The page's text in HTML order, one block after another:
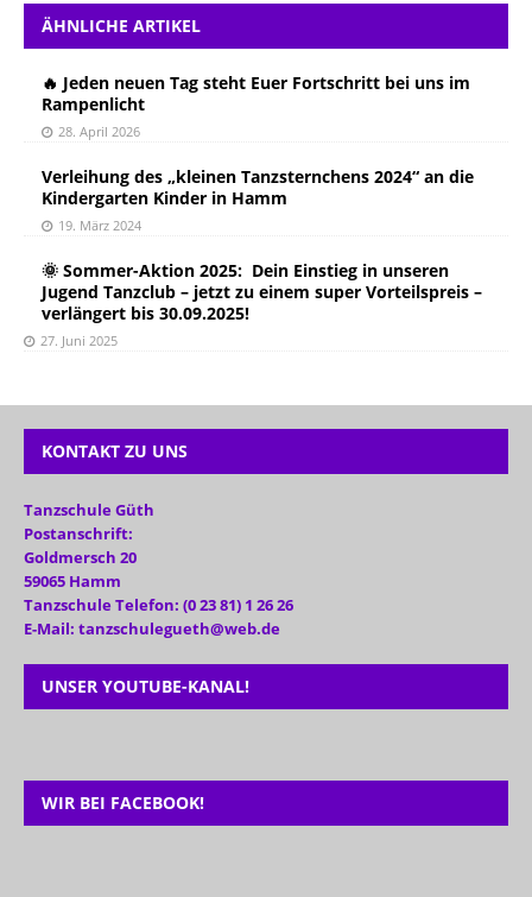
ÄHNLICHE ARTIKEL
🔥 Jeden neuen Tag steht Euer Fortschritt bei uns im
Rampenlicht
28. April 2026
Verleihung des „kleinen Tanzsternchens 2024“ an die
Kindergarten Kinder in Hamm
19. März 2024
🌞 Sommer-Aktion 2025: Dein Einstieg in unseren
Jugend Tanzclub – jetzt zu einem super Vorteilspreis –
verlängert bis 30.09.2025!
27. Juni 2025
KONTAKT ZU UNS
Tanzschule Güth
Postanschrift:
Goldmersch 20
59065 Hamm
Tanzschule Telefon: (0 23 81) 1 26 26
E-Mail: tanzschulegueth@web.de
UNSER YOUTUBE-KANAL!
WIR BEI FACEBOOK!